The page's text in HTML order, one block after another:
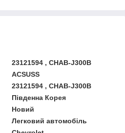
23121594 , CHAB-J300B
ACSUSS
23121594 , CHAB-J300B
Південна Корея
Новий
Легковий автомобіль